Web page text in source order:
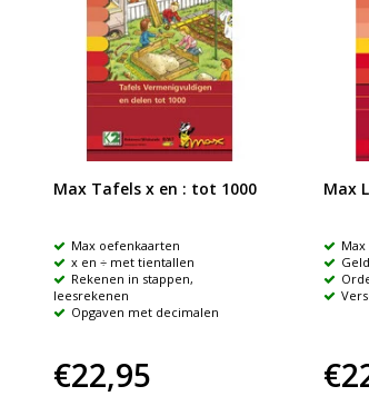
Max Tafels x en : tot 1000
Max oefenkaarten
x en ÷ met tientallen
Rekenen in stappen,
leesrekenen
Opgaven met decimalen
€22,95
Max